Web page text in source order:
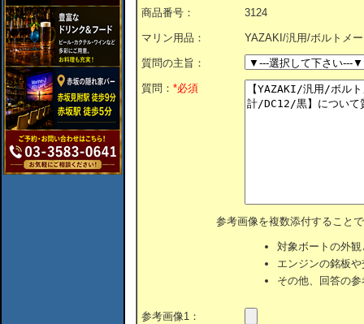
商品番号： 3124
マリン用品： YAZAKI/汎用/ボルトメ
質問の主旨：
質問： *必須
参考画像を複数添付すること
対象ボートの外
エンジンの銘板
その他、回答の
参考画像1：